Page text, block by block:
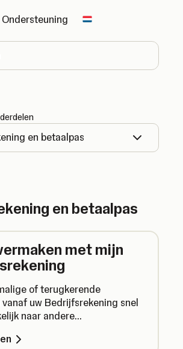
Ondersteuning Change country
en betaalpas
en betaalpas
met mijn
of terugkerende
uw Bedrijfsrekening snel
naar andere
beheren.